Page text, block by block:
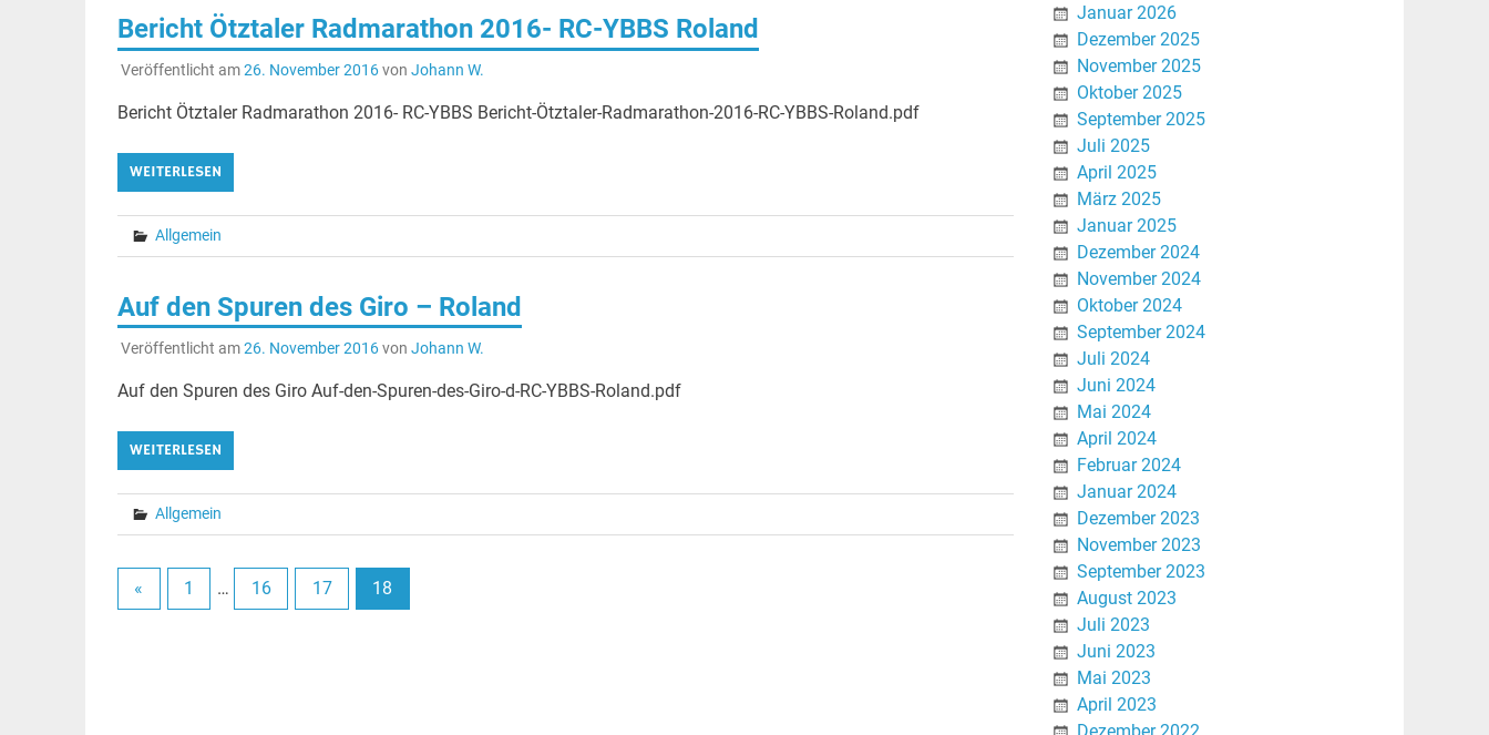
Bericht Ötztaler Radmarathon 2016- RC-YBBS Roland
Veröffentlicht am26. November 2016von Johann W.
Bericht Ötztaler Radmarathon 2016- RC-YBBS Bericht-Ötztaler-Radmarathon-2016-RC-YBBS-Roland.pdf
WEITERLESEN
Allgemein
Auf den Spuren des Giro – Roland
Veröffentlicht am26. November 2016von Johann W.
Auf den Spuren des Giro Auf-den-Spuren-des-Giro-d-RC-YBBS-Roland.pdf
WEITERLESEN
Allgemein
« 1 … 16 17 18
Januar 2026
Dezember 2025
November 2025
Oktober 2025
September 2025
Juli 2025
April 2025
März 2025
Januar 2025
Dezember 2024
November 2024
Oktober 2024
September 2024
Juli 2024
Juni 2024
Mai 2024
April 2024
Februar 2024
Januar 2024
Dezember 2023
November 2023
September 2023
August 2023
Juli 2023
Juni 2023
Mai 2023
April 2023